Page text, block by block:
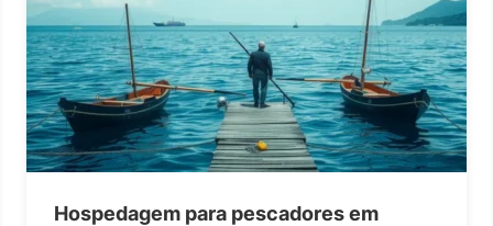
Hospedagem para pescadores em